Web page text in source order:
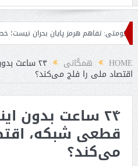
تفاهم هرمز پایان بحران نیست؛ خطر جنگ
HOME همگانی ۲۴ ساعت
اقتصاد ملی را فلج می‌کند؟
۲۴ ساعت بدون
قطعی شبکه،
می‌کند؟